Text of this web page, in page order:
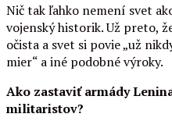
Nič tak ľahko nemení svet
vojenský historik. Už preto,
očista a svet si povie „už
mier“ a iné podobné výroky.
Ako zastaviť armády
militaristov?